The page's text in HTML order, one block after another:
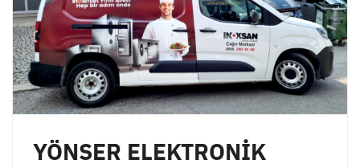
YÖNSER ELEKTRONİK